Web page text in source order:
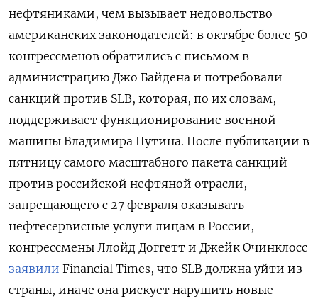
нефтяниками, чем вызывает недовольство
американских законодателей: в октябре более 50
конгрессменов обратились с письмом в
администрацию Джо Байдена и потребовали
санкций против SLB, которая, по их словам,
поддерживает функционирование военной
машины Владимира Путина. После публикации в
пятницу самого масштабного пакета санкций
против российской нефтяной отрасли,
запрещающего с 27 февраля оказывать
нефтесервисные услуги лицам в России,
конгрессмены Ллойд Доггетт и Джейк Очинклосс
заявили Financial Times, что SLB должна уйти из
страны, иначе она рискует нарушить новые